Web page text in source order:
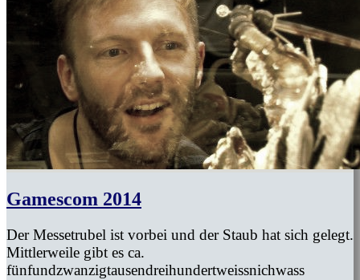
Gamescom 2014
Der Messetrubel ist vorbei und der Staub hat sich gelegt.
Mittlerweile gibt es ca.
fünfundzwanzigtausendreihundertweissnichwass